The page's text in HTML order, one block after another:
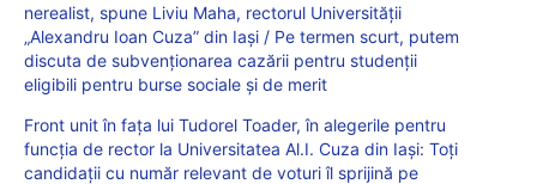
nerealist, spune Liviu Maha, rectorul Universității
„Alexandru Ioan Cuza” din Iași / Pe termen scurt, putem
discuta de subvenționarea cazării pentru studenții
eligibili pentru burse sociale și de merit
Front unit în fața lui Tudorel Toader, în alegerile pentru
funcția de rector la Universitatea Al.I. Cuza din Iași: Toți
candidații cu număr relevant de voturi îl sprijină pe